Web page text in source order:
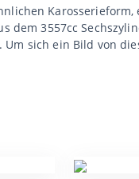
Karosserieform,
3557cc
sich ein Bild von